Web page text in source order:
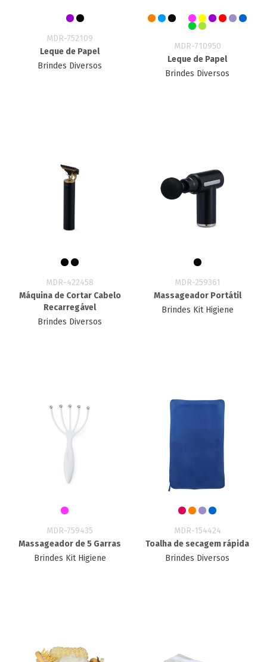
MDR-752109
Leque de Papel
Brindes Diversos
MDR-710950
Leque de Papel
Brindes Diversos
MDR-422458
Máquina de Cortar Cabelo
Recarregável
Brindes Diversos
MDR-259361
Massageador Portátil
Brindes Kit Higiene
MDR-759435
Massageador de 5 Garras
Brindes Kit Higiene
MDR-154424
Toalha de secagem rápida
Brindes Diversos